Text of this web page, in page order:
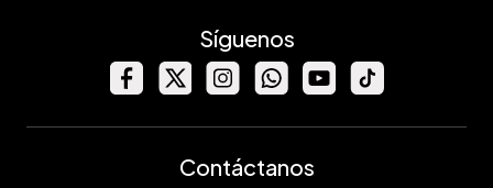
Síguenos
Contáctanos